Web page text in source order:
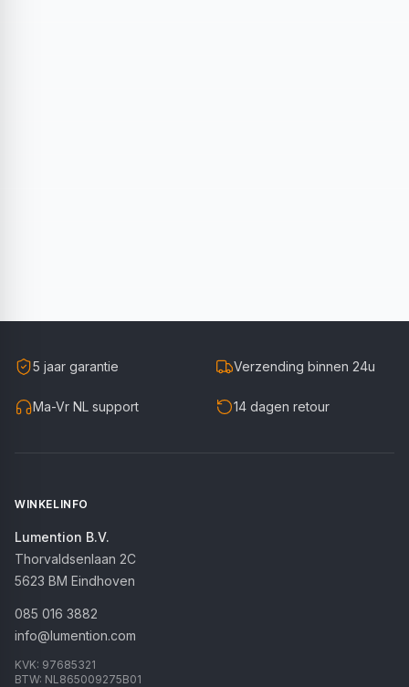
5 jaar garantie Verzending binnen 24u
Ma-Vr NL support 14 dagen retour
WINKELINFO
Lumention B.V.
Thorvaldsenlaan 2C
5623 BM Eindhoven
085 016 3882
info@lumention.com
KVK: 97685321
BTW: NL865009275B01